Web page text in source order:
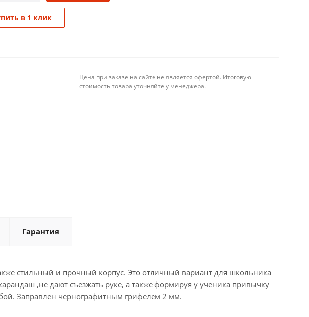
в 1 клик
Цена при заказе на сайте не является офертой. Итоговую
стоимость товара уточняйте у менеджера.
Гарантия
стильный и прочный корпус. Это отличный вариант для школьника
,не дают съезжать руке, а также формируя у ученика привычку
Заправлен чернографитным грифелем 2 мм.